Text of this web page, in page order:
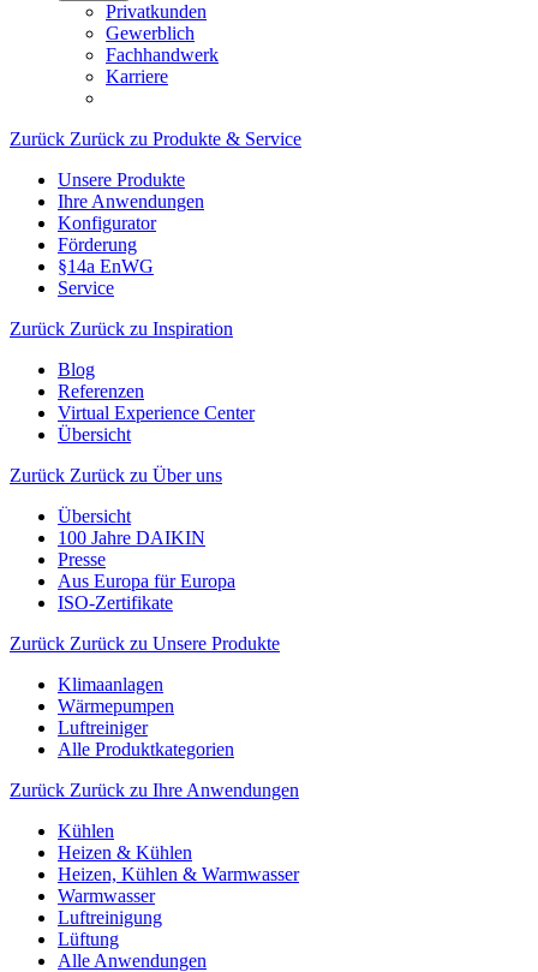
Privatkunden
Gewerblich
Fachhandwerk
Karriere
Zurück Zurück zu Produkte & Service
Unsere Produkte
Ihre Anwendungen
Konfigurator
Förderung
§14a EnWG
Service
Zurück Zurück zu Inspiration
Blog
Referenzen
Virtual Experience Center
Übersicht
Zurück Zurück zu Über uns
Übersicht
100 Jahre DAIKIN
Presse
Aus Europa für Europa
ISO-Zertifikate
Zurück Zurück zu Unsere Produkte
Klimaanlagen
Wärmepumpen
Luftreiniger
Alle Produktkategorien
Zurück Zurück zu Ihre Anwendungen
Kühlen
Heizen & Kühlen
Heizen, Kühlen & Warmwasser
Warmwasser
Luftreinigung
Lüftung
Alle Anwendungen